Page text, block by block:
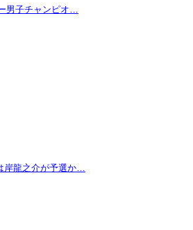
男子チャンピオ…
岸龍之介が予選か…